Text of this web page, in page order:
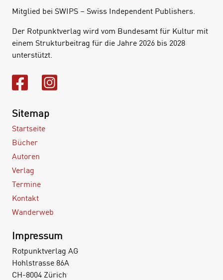
Mitglied bei SWIPS – Swiss Independent Publishers.
Der Rotpunktverlag wird vom Bundesamt für Kultur mit
einem Strukturbeitrag für die Jahre 2026 bis 2028
unterstützt.
Sitemap
Startseite
Bücher
Autoren
Verlag
Termine
Kontakt
Wanderweb
Impressum
Rotpunktverlag AG
Hohlstrasse 86A
CH-8004 Zürich